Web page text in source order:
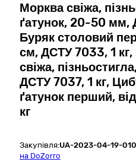
Морква свіжа,
ґатунок, 20-50 мм,
Буряк столовий
см, ДСТУ 7033, 1 кг,
свіжа,
ДСТУ 7037, 1 кг,
ґатунок перший,
кг
Закупівля:UA-2023-04-19-
на DoZorro